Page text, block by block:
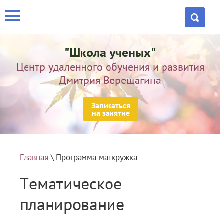
"Школа ученых"
Центр удаленного обучения и развития
Дмитрия Верещагина
Записаться
на занятие
Главная \ Программа маткружка
Тематическое
планирование